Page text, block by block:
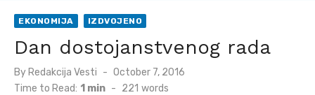
EKONOMIJA IZDVOJENO
Dan dostojanstvenog rada
By Redakcija Vesti
Posted
on
October 7, 2016
Time to Read: 1 min - 221 words